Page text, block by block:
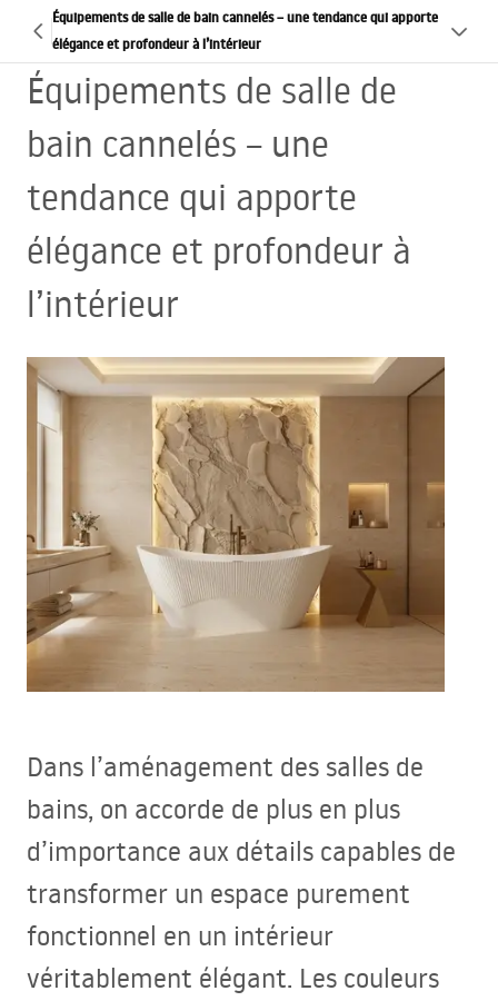
Équipements de salle de bain cannelés – une tendance qui apporte
élégance et profondeur à l’intérieur
Équipements de salle de
bain cannelés – une
tendance qui apporte
élégance et profondeur à
l’intérieur
Dans l’aménagement des salles de
bains, on accorde de plus en plus
d’importance aux détails capables de
transformer un espace purement
fonctionnel en un intérieur
véritablement élégant. Les couleurs